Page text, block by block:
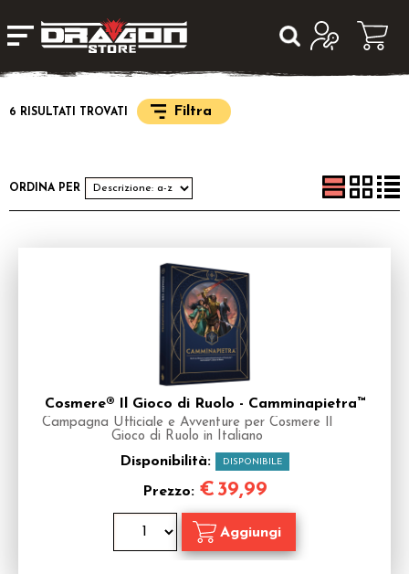
6 RISULTATI TROVATI Filtra
ORDINA PER
Cosmere® Il Gioco di Ruolo - Camminapietra™
Campagna Ufficiale e Avventure per Cosmere Il
Gioco di Ruolo in Italiano
Disponibilità: DISPONIBILE
Prezzo: € 39,99